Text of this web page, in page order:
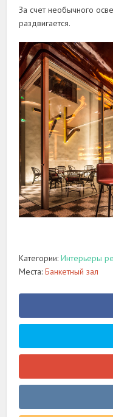
За счет необычного
раздвигается.
Категории:Интерьеры
Места:Банкетный зал